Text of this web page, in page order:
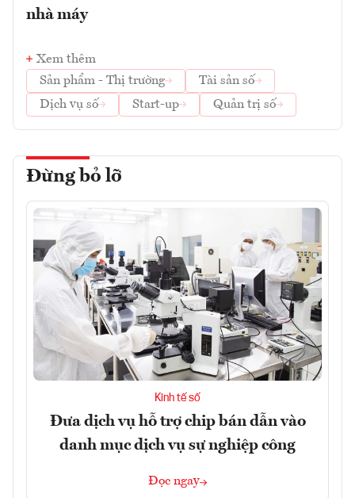
nhà máy
Xem thêm
Sản phẩm - Thị trường
Tài sản số
Dịch vụ số
Start-up Quản trị số
Đừng bỏ lỡ
Kinh tế số
Đưa dịch vụ hỗ trợ chip bán dẫn vào
danh mục dịch vụ sự nghiệp công
Đọc ngay